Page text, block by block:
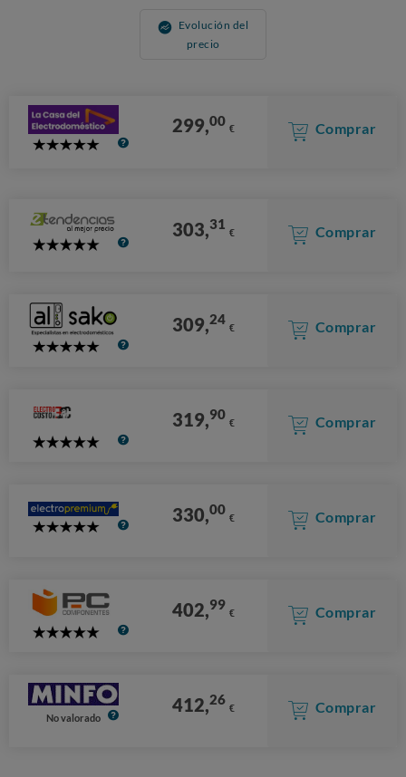
Evolución del
precio
5
299,00 € Comprar
5
303,31 € Comprar
5
309,24 € Comprar
5
319,90 € Comprar
5
330,00 € Comprar
5
402,99 € Comprar
No valorado
412,26 € Comprar